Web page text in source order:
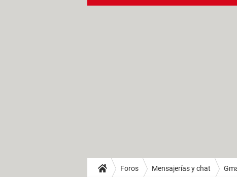
Foros Mensajerías y chat